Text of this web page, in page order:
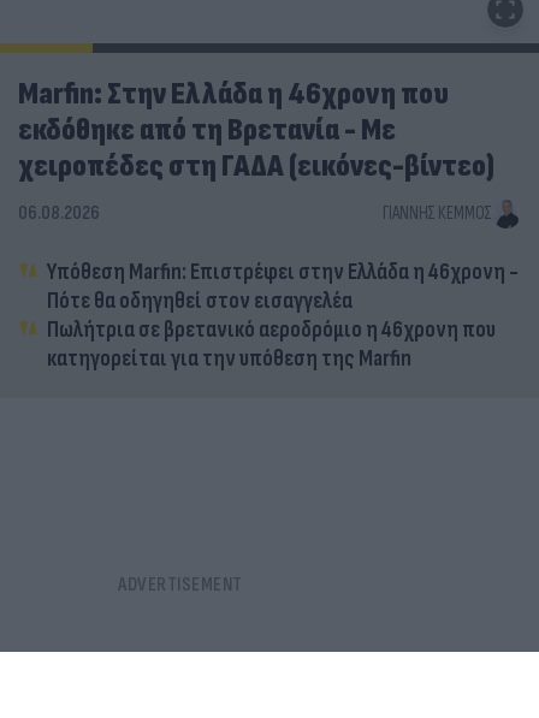
Marfin: Στην Ελλάδα η 46χρονη που
εκδόθηκε από τη Βρετανία - Με
χειροπέδες στη ΓΑΔΑ (εικόνες-βίντεο)
06.08.2026 ΓΙΆΝΝΗΣ ΚΈΜΜΟΣ
Υπόθεση Marfin: Επιστρέφει στην Ελλάδα η 46χρονη -
Πότε θα οδηγηθεί στον εισαγγελέα
Πωλήτρια σε βρετανικό αεροδρόμιο η 46χρονη που
κατηγορείται για την υπόθεση της Marfin